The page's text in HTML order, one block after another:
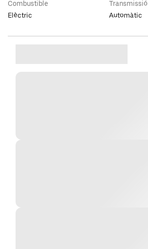
Combustible
Elèctric
Transmissió
Automàtic